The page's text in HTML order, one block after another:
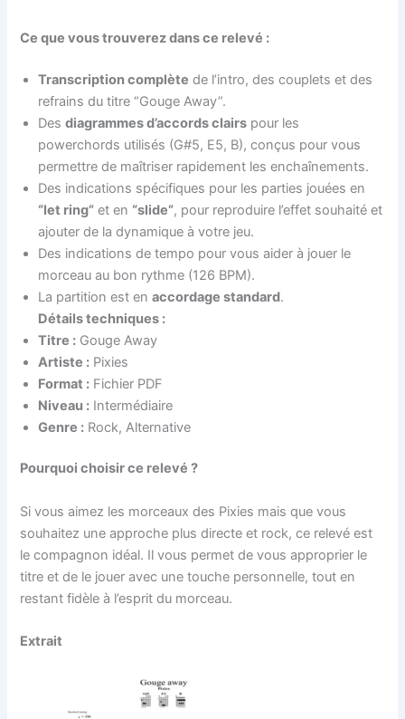
Ce que vous trouverez dans ce relevé :
Transcription complète de l’intro, des couplets et des
refrains du titre “Gouge Away”.
Desdiagrammes d’accords clairs pour les
powerchords utilisés (G#5, E5, B), conçus pour vous
permettre de maîtriser rapidement les enchaînements.
Des indications spécifiques pour les parties jouées en
“let ring” et en “slide”, pour reproduire l’effet souhaité et
ajouter de la dynamique à votre jeu.
Des indications de tempo pour vous aider à jouer le
morceau au bon rythme (126 BPM).
La partition est enaccordage standard.
Détails techniques :
Titre : Gouge Away
Artiste : Pixies
Format : Fichier PDF
Niveau : Intermédiaire
Genre : Rock, Alternative
Pourquoi choisir ce relevé ?
Si vous aimez les morceaux des Pixies mais que vous
souhaitez une approche plus directe et rock, ce relevé est
le compagnon idéal. Il vous permet de vous approprier le
titre et de le jouer avec une touche personnelle, tout en
restant fidèle à l’esprit du morceau.
Extrait